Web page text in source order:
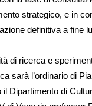
strategico, e in
definitiva a fine
di ricerca e
sarà l’ordinario di
Dipartimento di